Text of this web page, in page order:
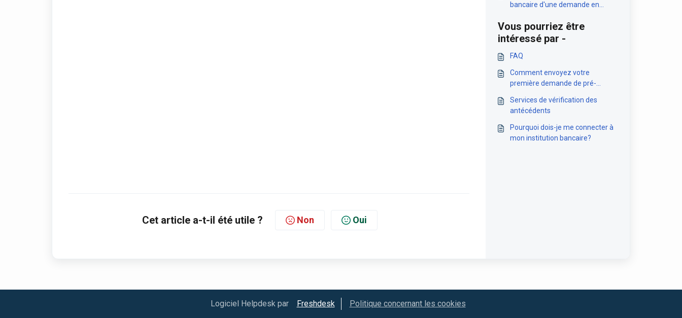
Cet article a-t-il été utile ? Non Oui
bancaire d'une demande en
Vous pourriez être
intéressé par -
FAQ
Comment envoyez votre
première demande de pré-
Services de vérification des
antécédents
Pourquoi dois-je me connecter à
mon institution bancaire?
Logiciel Helpdesk par Freshdesk Politique concernant les cookies